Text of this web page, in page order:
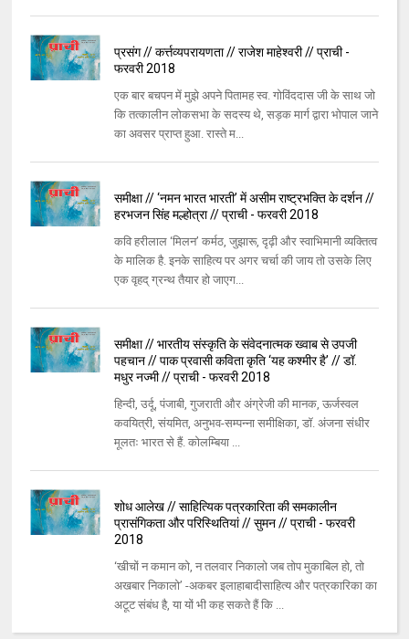
प्रसंग // कर्त्तव्यपरायणता // राजेश माहेश्वरी // प्राची -
फरवरी 2018
एक बार बचपन में मुझे अपने पितामह स्व. गोविंददास जी के साथ जो
कि तत्कालीन लोकसभा के सदस्य थे, सड़क मार्ग द्वारा भोपाल जाने
का अवसर प्राप्त हुआ. रास्ते म...
समीक्षा // ‘नमन भारत भारती’ में असीम राष्ट्रभक्ति के दर्शन //
हरभजन सिंह मल्होत्रा // प्राची - फरवरी 2018
कवि हरीलाल ‘मिलन’ कर्मठ, जुझारू, दृढ़ी और स्वाभिमानी व्यक्तित्व
के मालिक है. इनके साहित्य पर अगर चर्चा की जाय तो उसके लिए
एक वृहद् ग्रन्थ तैयार हो जाएग...
समीक्षा // भारतीय संस्कृति के संवेदनात्मक ख्वाब से उपजी
पहचान // पाक प्रवासी कविता कृति ‘यह कश्मीर है’ // डॉ.
मधुर नज्मी // प्राची - फरवरी 2018
हिन्दी, उर्दू, पंजाबी, गुजराती और अंग्रेजी की मानक, ऊर्जस्वल
कवयित्री, संयमित, अनुभव-सम्पन्ना समीक्षिका, डॉ. अंजना संधीर
मूलतः भारत से हैं. कोलम्बिया ...
शोध आलेख // साहित्यिक पत्रकारिता की समकालीन
प्रासंगिकता और परिस्थितियां // सुमन // प्राची - फरवरी
2018
‘खीचों न कमान को, न तलवार निकालो जब तोप मुकाबिल हो, तो
अखबार निकालो’ -अकबर इलाहाबादीसाहित्य और पत्रकारिका का
अटूट संबंध है, या यों भी कह सकते हैं कि ...